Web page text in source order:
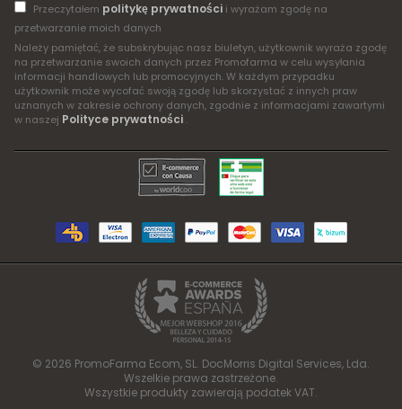
Przeczytałem politykę prywatnościi wyrażam zgodę na
przetwarzanie moich danych
Należy pamiętać, że subskrybując nasz biuletyn, użytkownik wyraża zgodę
na przetwarzanie swoich danych przez Promofarma w celu wysyłania
informacji handlowych lub promocyjnych. W każdym przypadku
użytkownik może wycofać swoją zgodę lub skorzystać z innych praw
uznanych w zakresie ochrony danych, zgodnie z informacjami zawartymi
w naszej Polityce prywatności .
© 2026 PromoFarma Ecom, SL. DocMorris Digital Services, Lda.
Wszelkie prawa zastrzeżone.
Wszystkie produkty zawierają podatek VAT.